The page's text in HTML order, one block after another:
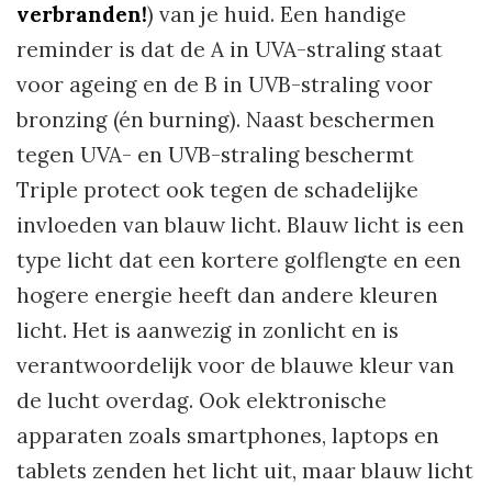
verbranden!) van je huid. Een handige
reminder is dat de A in UVA-straling staat
voor ageing en de B in UVB-straling voor
bronzing (én burning). Naast beschermen
tegen UVA- en UVB-straling beschermt
Triple protect ook tegen de schadelijke
invloeden van blauw licht. Blauw licht is een
type licht dat een kortere golflengte en een
hogere energie heeft dan andere kleuren
licht. Het is aanwezig in zonlicht en is
verantwoordelijk voor de blauwe kleur van
de lucht overdag. Ook elektronische
apparaten zoals smartphones, laptops en
tablets zenden het licht uit, maar blauw licht